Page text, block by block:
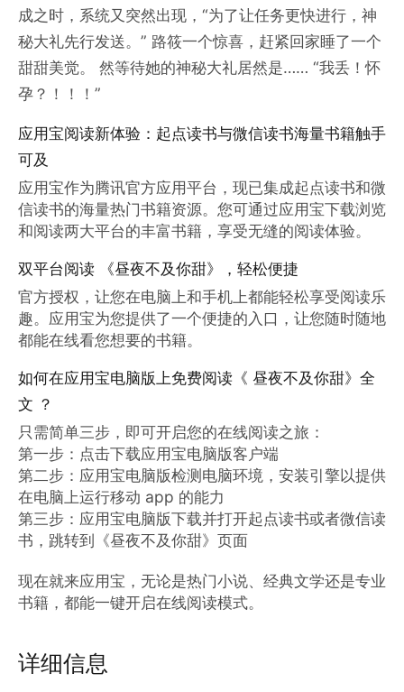
成之时，系统又突然出现，“为了让任务更快进行，神
秘大礼先行发送。” 路筱一个惊喜，赶紧回家睡了一个
甜甜美觉。 然等待她的神秘大礼居然是…… “我丢！怀
孕？！！！”
应用宝阅读新体验：起点读书与微信读书海量书籍触手
可及
应用宝作为腾讯官方应用平台，现已集成起点读书和微
信读书的海量热门书籍资源。您可通过应用宝下载浏览
和阅读两大平台的丰富书籍，享受无缝的阅读体验。
双平台阅读 《昼夜不及你甜》，轻松便捷
官方授权，让您在电脑上和手机上都能轻松享受阅读乐
趣。应用宝为您提供了一个便捷的入口，让您随时随地
都能在线看您想要的书籍。
如何在应用宝电脑版上免费阅读《 昼夜不及你甜》全
文 ？
只需简单三步，即可开启您的在线阅读之旅：
第一步：点击下载应用宝电脑版客户端
第二步：应用宝电脑版检测电脑环境，安装引擎以提供
在电脑上运行移动 app 的能力
第三步：应用宝电脑版下载并打开起点读书或者微信读
书，跳转到《昼夜不及你甜》页面
现在就来应用宝，无论是热门小说、经典文学还是专业
书籍，都能一键开启在线阅读模式。
详细信息